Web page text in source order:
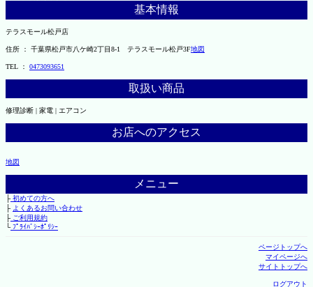
基本情報
テラスモール松戸店
住所 ： 千葉県松戸市八ケ崎2丁目8-1 テラスモール松戸3F地図
TEL ： 0473093651
取扱い商品
修理診断 | 家電 | エアコン
お店へのアクセス
地図
メニュー
├初めての方へ
├ よくあるお問い合わせ
├ご利用規約
└ﾌﾟﾗｲﾊﾞｼｰﾎﾟﾘｼｰ
ページトップへ
マイページへ
サイトトップへ
ログアウト